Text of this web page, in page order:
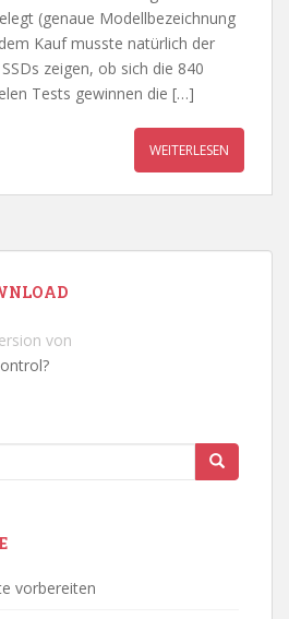
(genaue Modellbezeichnung
Kauf musste natürlich der
zeigen, ob sich die 840
Tests gewinnen die […]
WEITERLESEN
von
vorbereiten